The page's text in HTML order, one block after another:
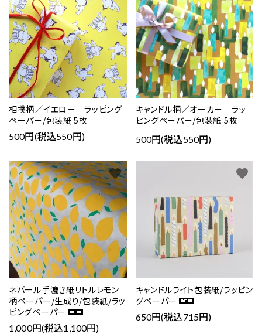
相撲柄／イエロー ラッピング
ペーパー/包装紙 5枚
500円(税込550円)
キャンドル柄／オーカー ラッ
ピングペーパー/包装紙 5枚
500円(税込550円)
ネパール手漉き紙リトルレモン
柄ペーパー/生成り/包装紙/ラッ
ピングペーパー
1,000円(税込1,100円)
favorite
キャンドルライト包装紙/ラッピン
グペーパー
650円(税込715円)
favorite